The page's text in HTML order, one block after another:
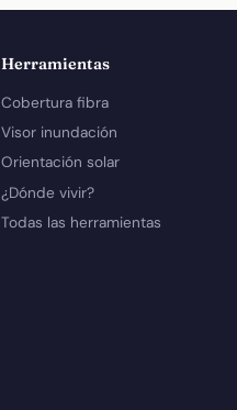
Herramientas
Cobertura fibra
Visor inundación
Orientación solar
¿Dónde vivir?
Todas las herramientas